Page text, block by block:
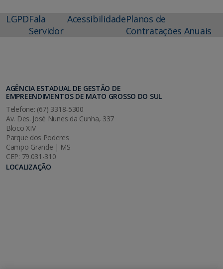
LGPDFala
Servidor
AcessibilidadePlanos de
Contratações Anuais
AGÊNCIA ESTADUAL DE GESTÃO DE
EMPREENDIMENTOS DE MATO GROSSO DO SUL
Telefone: (67) 3318-5300
Av. Des. José Nunes da Cunha, 337
Bloco XIV
Parque dos Poderes
Campo Grande | MS
CEP: 79.031-310
LOCALIZAÇÃO